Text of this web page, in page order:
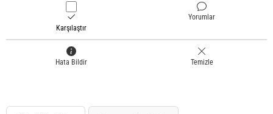
Karşılaştır
Yorumlar
Hata Bildir Temizle